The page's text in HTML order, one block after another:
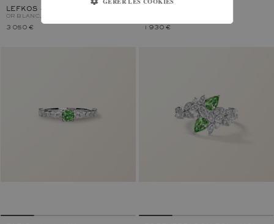
LEFKOS 4 MM
OR BLANC, TSAVORITE
3 050 € 1 930 €